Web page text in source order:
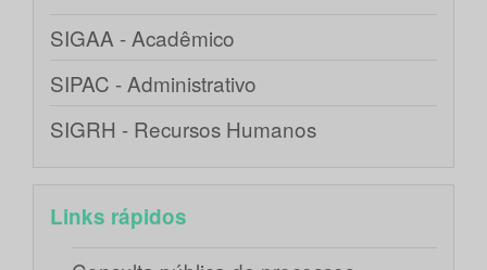
SIGAA - Acadêmico
SIPAC - Administrativo
SIGRH - Recursos Humanos
Links rápidos